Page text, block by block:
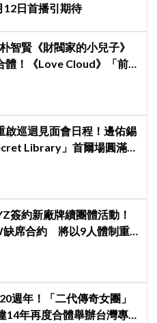
12日首播引期待
智賢《財閥家的小兒子》
體！《Love Cloud》「前任
啟巡迴見面會日程！邊佑錫
Library」首爾場圓滿結
簽約新廠牌續團體活動！
缺席合約 將以9人體制重
週年！「二代傳奇女團」
14年再度合體舉辦台灣專場